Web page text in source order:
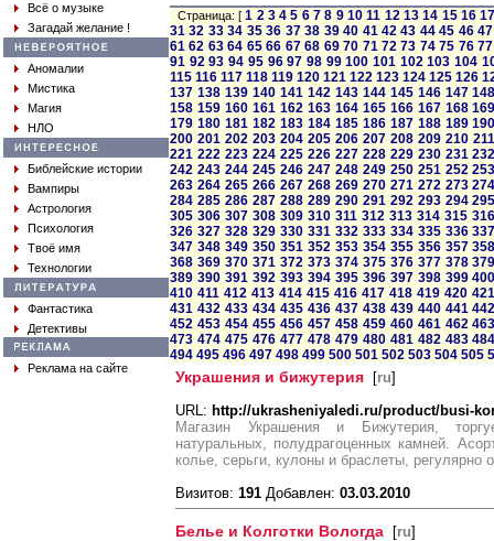
Всё о музыке
Загадай желание !
Аномалии
Мистика
Магия
НЛО
Библейские истории
Вампиры
Астрология
Психология
Твоё имя
Технологии
Фантастика
Детективы
Реклама на сайте
Страница: [1 2 3 4 5 6 7 8 9 10 11 12 13 14 15 16
31 32 33 34 35 36 37 38 39 40 41 42 43 44 45 46 47
61 62 63 64 65 66 67 68 69 70 71 72 73 74 75 76 77
91 92 93 94 95 96 97 98 99 100 101 102 103 104
115 116 117 118 119 120 121 122 123 124 125 126
137 138 139 140 141 142 143 144 145 146 147
158 159 160 161 162 163 164 165 166 167 168
179 180 181 182 183 184 185 186 187 188 189
200 201 202 203 204 205 206 207 208 209 210 211
221 222 223 224 225 226 227 228 229 230 231
242 243 244 245 246 247 248 249 250 251 252
263 264 265 266 267 268 269 270 271 272 273
284 285 286 287 288 289 290 291 292 293 294
305 306 307 308 309 310 311 312 313 314 315 316
326 327 328 329 330 331 332 333 334 335 336
347 348 349 350 351 352 353 354 355 356 357
368 369 370 371 372 373 374 375 376 377 378
389 390 391 392 393 394 395 396 397 398 399
410 411 412 413 414 415 416 417 418 419 420 421
431 432 433 434 435 436 437 438 439 440 441
452 453 454 455 456 457 458 459 460 461 462
473 474 475 476 477 478 479 480 481 482 483
494 495 496 497 498 499 500 501 502 503 504 505
Украшения и бижутерия [ru]
URL: http://ukrasheniyaledi.ru/product/busi-
Магазин Украшения и Бижутерия,
натуральных, полудрагоценных камней.
колье, серьги, кулоны и браслеты, регулярно
Визитов: 191 Добавлен: 03.03.2010
Белье и Колготки Вологда [ru]